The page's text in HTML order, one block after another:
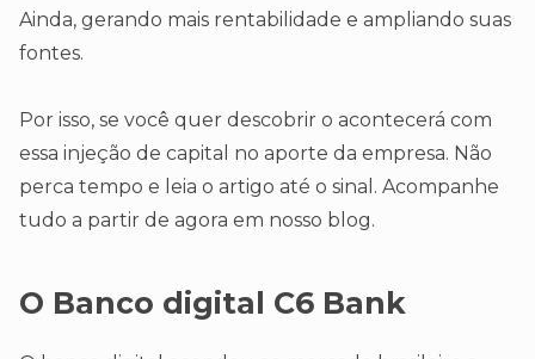
Ainda, gerando mais rentabilidade e ampliando suas
fontes.
Por isso, se você quer descobrir o acontecerá com
essa injeção de capital no aporte da empresa. Não
perca tempo e leia o artigo até o sinal. Acompanhe
tudo a partir de agora em nosso blog.
O Banco digital C6 Bank